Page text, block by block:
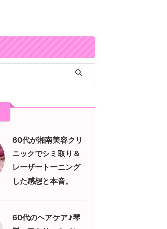
60代が湘南美容クリ
ニックでシミ取り＆
レーザートーニング
した感想と本音。
60代のヘアケア♪琴